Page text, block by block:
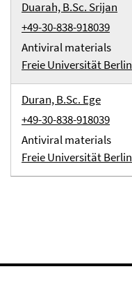
Duarah, B.Sc. Srijan
+49-30-838-918039
Antiviral materials
Freie Universität Berlin
Duran, B.Sc. Ege
+49-30-838-918039
Antiviral materials
Freie Universität Berlin